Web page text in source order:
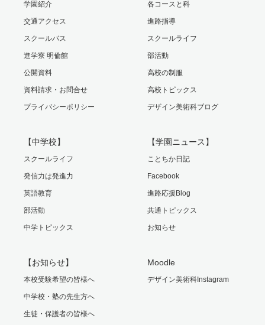
学園紹介
交通アクセス
スクールバス
進学寮 明倫館
公開資料
資料請求・お問合せ
プライバシーポリシー
各コースと科
進路指導
スクールライフ
部活動
高校の制服
高校トピックス
デザイン美術科ブログ
【中学校】
スクールライフ
発信力は発進力
英語教育
部活動
中学トピックス
【学園ニュース】
ことちか日記
Facebook
進路応援Blog
共通トピックス
お知らせ
【お知らせ】
本校受験希望の皆様へ
中学校・塾の先生方へ
生徒・保護者の皆様へ
Moodle
デザイン美術科Instagram